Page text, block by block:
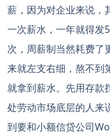
薪，因为对企业来说，
一次薪水，一年就得发
次，周薪制当然耗费了
来就左支右细，熬不到
就拿到薪水。先用存款
处劳动市场底层的人来
到要和小额信贷公司